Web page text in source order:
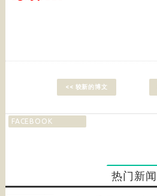
<< 较新的博文
FACEBOOK
热门新闻